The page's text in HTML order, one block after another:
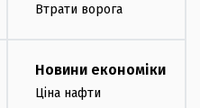
Втрати ворога
Новини економіки
Ціна нафти